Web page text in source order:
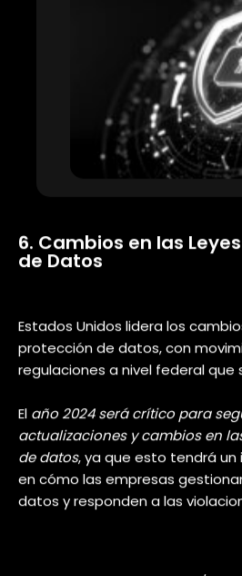
5. Predicción de
Ciberseguridad
La demanda de profesionales
en aumento, pero
talento en este campo persiste.
La educación en
fundamental, y aunque
desarrollando más
desafíos críticos que
La inversión en la
retención de talento se
una prioridad estratégica
organizaciones.